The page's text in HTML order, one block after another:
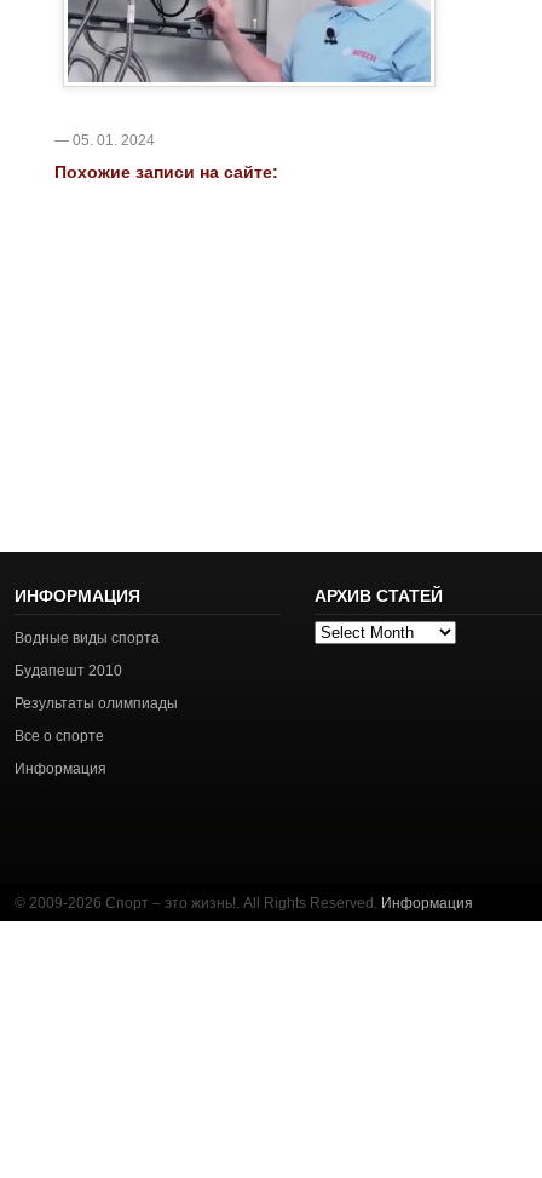
— 05. 01. 2024
Похожие записи на сайте:
ИНФОРМАЦИЯ
Водные виды спорта
Будапешт 2010
Результаты олимпиады
Все о спорте
Информация
АРХИВ СТАТЕЙ
Архив
© 2009-2026 Спорт – это жизнь!. All Rights Reserved. Информация